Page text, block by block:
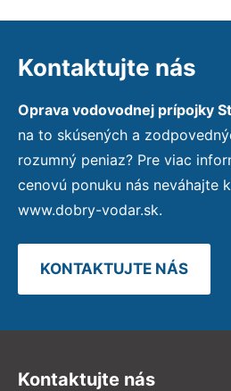
Kontaktujte nás
Oprava vodovodnej prípojky
na to skúsených a
rozumný peniaz? Pre viac
cenovú ponuku nás neváhajte
www.dobry-vodar.sk.
KONTAKTUJTE NÁS
Kontaktujte nás